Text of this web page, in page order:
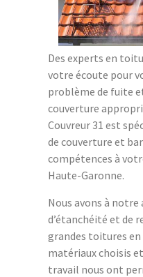
Des experts en
votre écoute pour
problème de fuite
couverture
Couvreur 31 est
de couverture et
compétences à
Haute-Garonne.
Nous avons à
d’étanchéité et de
grandes toitures
matériaux choisis
travail nous ont